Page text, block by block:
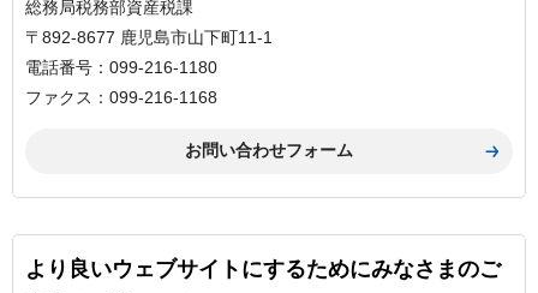
総務局税務部資産税課
〒892-8677 鹿児島市山下町11-1
電話番号：099-216-1180
ファクス：099-216-1168
より良いウェブサイトにするためにみなさまのご